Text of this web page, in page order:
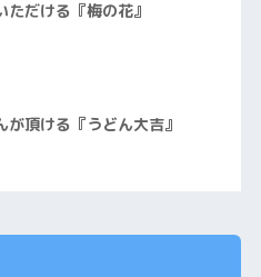
だける『梅の花』
が頂ける『うどん大吉』